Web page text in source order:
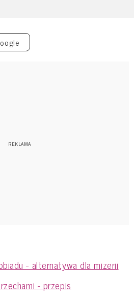
- alternatywa dla mizerii
- przepis